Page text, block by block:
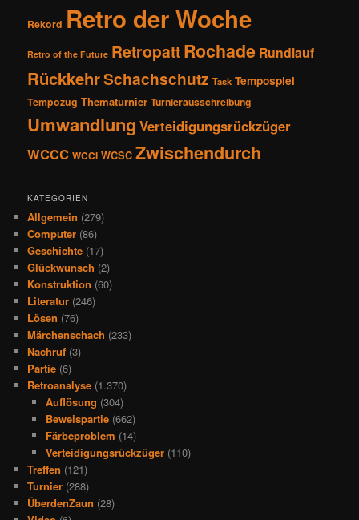
Rekord Retro der Woche
Retro of the Future RetropattRochade Rundlauf
RückkehrSchachschutz Task Tempospiel
Tempozug Thematurnier Turnierausschreibung
Umwandlung Verteidigungsrückzüger
WCCC WCCI WCSC Zwischendurch
KATEGORIEN
Allgemein (279)
Computer (86)
Geschichte (17)
Glückwunsch (2)
Konstruktion (60)
Literatur (246)
Lösen (76)
Märchenschach (233)
Nachruf (3)
Partie (6)
Retroanalyse (1.370)
Auflösung (304)
Beweispartie(662)
Färbeproblem (14)
Verteidigungsrückzüger(110)
Treffen (121)
Turnier (288)
ÜberdenZaun (28)